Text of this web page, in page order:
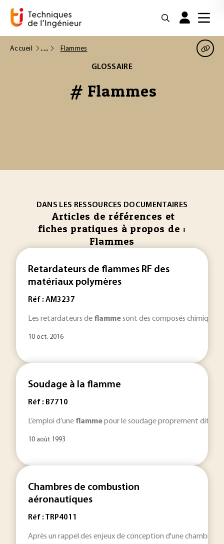
Accueil Flammes
GLOSSAIRE
# Flammes
DANS LES RESSOURCES DOCUMENTAIRES
Articles de références et
fiches pratiques à propos de :
Flammes
Retardateurs de flammes RF des
matériaux polymères
Réf : AM3237
Les retardateurs de flammesont des composés
10 oct. 2016
Soudage à la flamme
Réf : B7710
L’emploi d’une flammepour le soudage proprement dit, à
10 août 1993
Chambres de combustion
aéronautiques
Réf : TRP4011
Après un rappel des enjeux de conception d'une chambre